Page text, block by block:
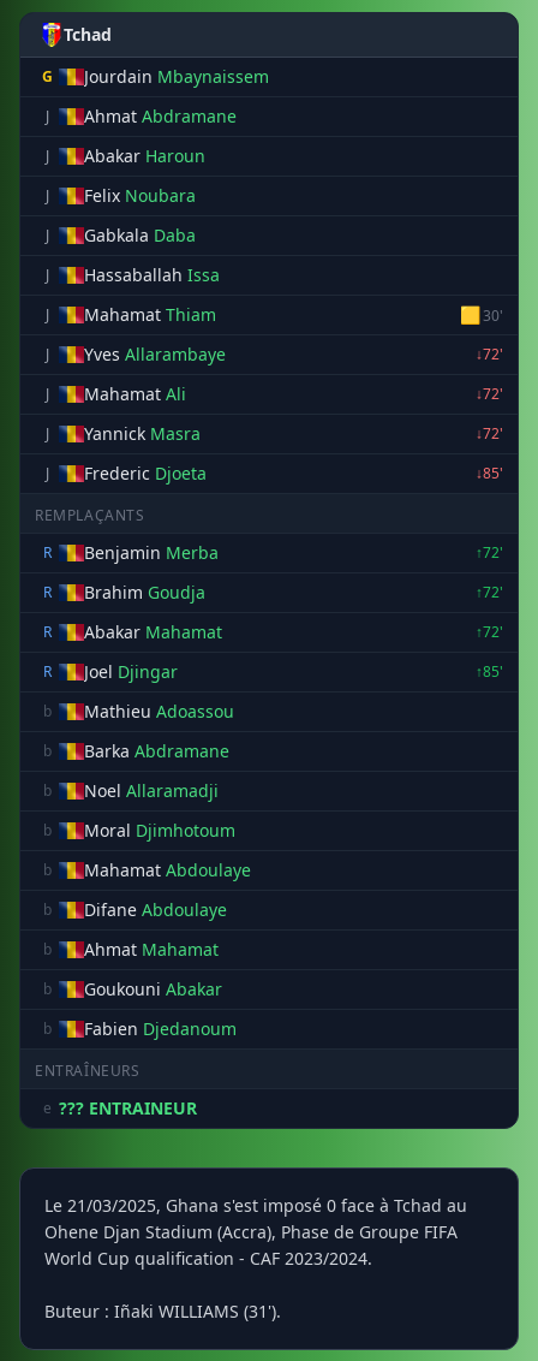
Tchad
G Jourdain Mbaynaissem
J Ahmat Abdramane
J Abakar Haroun
J Felix Noubara
J Gabkala Daba
J Hassaballah Issa
J Mahamat Thiam 🟨30'
J
Yves Allarambaye
↓72'
J
Mahamat Ali
↓72'
J
Yannick Masra
↓72'
J
Frederic Djoeta ↓85'
REMPLAÇANTS
R
Benjamin Merba
↑72'
R
Brahim Goudja
↑72'
R
Abakar Mahamat
↑72'
R
Joel Djingar
↑85'
b
Mathieu Adoassou
b Barka Abdramane
b Noel Allaramadji
b Moral Djimhotoum
b Mahamat Abdoulaye
b Difane Abdoulaye
b Ahmat Mahamat
b Goukouni Abakar
b Fabien Djedanoum
ENTRAÎNEURS
e ??? ENTRAINEUR
Le 21/03/2025, Ghana s'est imposé 0 face à Tchad au
Ohene Djan Stadium (Accra), Phase de Groupe FIFA
World Cup qualification - CAF 2023/2024.
Buteur : Iñaki WILLIAMS (31').